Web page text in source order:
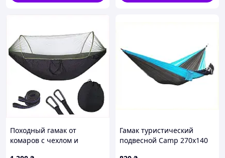
Походный гамак от
комаров с чехлом и
Гамак туристический
подвесной Camp 270x140